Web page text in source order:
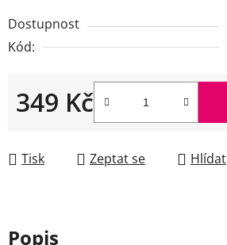
Dostupnost
Kód:
349 Kč
Tisk Zeptat se Hlídat
Popis